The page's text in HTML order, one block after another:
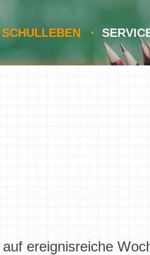
SCHULLEBEN
ereignisreiche